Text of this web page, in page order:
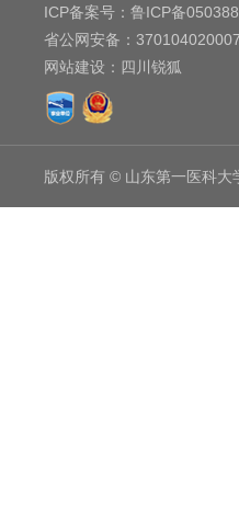
ICP备案号： 鲁ICP备
省公网安备：
网站建设 ： 四川锐狐
版权所有 © 山东第一医科